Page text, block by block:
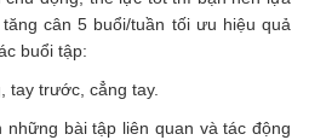
cân 5 buổi/tuần tối ưu hiệu quả
buổi tập:
tay trước, cẳng tay.
bài tập liên quan và tác động